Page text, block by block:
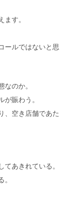
す。
ールではないと思
のか。
賑わう。
、空き店舗であた
あきれている。